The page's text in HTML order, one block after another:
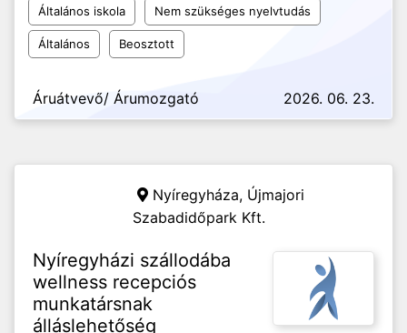
Általános iskola Nem szükséges nyelvtudás
Általános Beosztott
Áruátvevő/ Árumozgató 2026. 06. 23.
Nyíregyháza, Újmajori
Szabadidőpark Kft.
Nyíregyházi szállodába
wellness recepciós
munkatársnak
álláslehetőség